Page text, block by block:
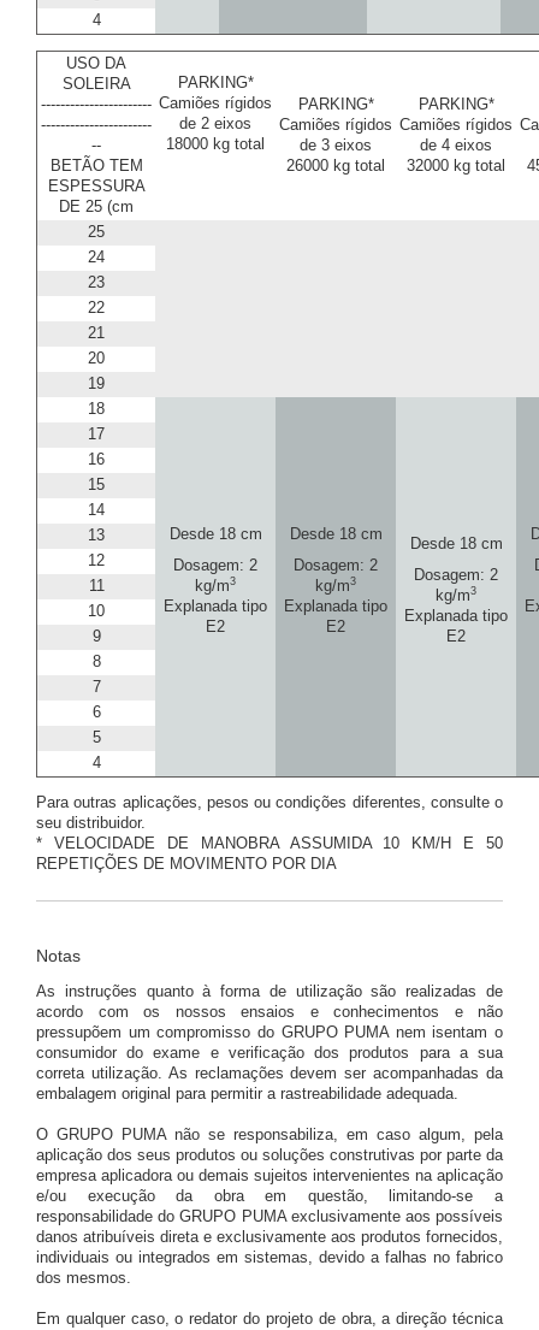
4
USO DA
SOLEIRA
-----------------------
-----------------------
--
BETÃO TEM
ESPESSURA
DE 25 (cm
PARKING*
Camiões rígidos
de 2 eixos
18000 kg total
PARKING*
Camiões rígidos
de 3 eixos
26000 kg total
PARKING*
Camiões rígidos
de 4 eixos
32000 kg total
25
24
23
22
21
20
19
18
Desde 18 cm
Dosagem: 2
kg/m3
Explanada tipo
E2
Desde 18 cm
Dosagem: 2
kg/m3
Explanada tipo
E2
Desde 18 cm
Dosagem: 2
kg/m3
Explanada tipo
E2
17
16
15
14
13
12
11
10
9
8
7
6
5
4
Para outras aplicações, pesos ou condições diferentes, consulte o
seu distribuidor.
* VELOCIDADE DE MANOBRA ASSUMIDA 10 KM/H E 50
REPETIÇÕES DE MOVIMENTO POR DIA
Notas
As instruções quanto à forma de utilização são realizadas de
acordo com os nossos ensaios e conhecimentos e não
pressupõem um compromisso do GRUPO PUMA nem isentam o
consumidor do exame e verificação dos produtos para a sua
correta utilização. As reclamações devem ser acompanhadas da
embalagem original para permitir a rastreabilidade adequada.
O GRUPO PUMA não se responsabiliza, em caso algum, pela
aplicação dos seus produtos ou soluções construtivas por parte da
empresa aplicadora ou demais sujeitos intervenientes na aplicação
e/ou execução da obra em questão, limitando-se a
responsabilidade do GRUPO PUMA exclusivamente aos possíveis
danos atribuíveis direta e exclusivamente aos produtos fornecidos,
individuais ou integrados em sistemas, devido a falhas no fabrico
dos mesmos.
Em qualquer caso, o redator do projeto de obra, a direção técnica